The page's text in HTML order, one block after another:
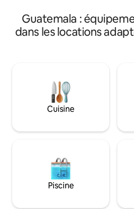
des falaises de 21 mètres plongent
une eau limpide et qui offre une
spectaculaire sur le volcan. Profitez de la
vapeur du sauna, faites du paddle
espaces extérieurs sont nombreux
prendre le soleil, se détendre, dîner
plein air et admirer les vues
extraordinaires. Profitez du lac Atitlán
disponible.
Guatemala :
dans les locations
Cuisine
Piscine